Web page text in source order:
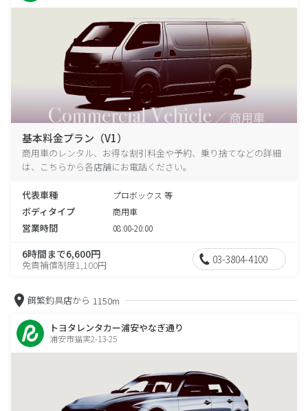
基本料金プラン（V1）
商用車のレンタル、お得な割引料金や予約、乗り捨てなどの詳細
は、こちらから各店舗にお電話ください。
代表車種 プロボックス 等
ボディタイプ 商用車
営業時間 08:00-20:00
6時間まで6,600円
免責補償制度1,100円 03-3804-4100
餌繁釣具店から 1150m
トヨタレンタカー浦安やなぎ通り
浦安市猫実2-13-25